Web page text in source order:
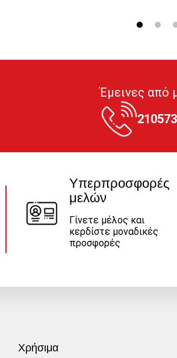
Έμεινες από
Υπερπροσφορές
μελών
Γίνετε μέλος και
κερδίστε μοναδικές
προσφορές
Χρήσιμα